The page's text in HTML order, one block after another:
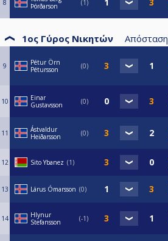
8
Þórðarson
1
1ος Γύρος Νικητών Απόσταση
9
Pétur Örn
Pétursson
0
10
Einar
Gustavsson
0
11
Ástvaldur
Heiðarsson
0
12 Sito Ybanez 1
13 Lárus Ómarsson 0
14
Hlynur
Stefansson
-1